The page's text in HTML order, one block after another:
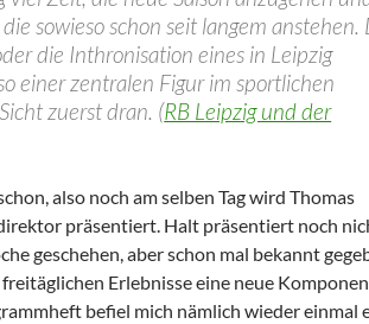
sowieso schon seit langem anstehen.
die Inthronisation eines in Leipzig
einer zentralen Figur im sportlichen
zuerst dran. (RB Leipzig und der
also noch am selben Tag wird Thomas
präsentiert. Halt präsentiert noch
geschehen, aber schon mal bekannt
Erlebnisse eine neue
befiel mich nämlich wieder einmal